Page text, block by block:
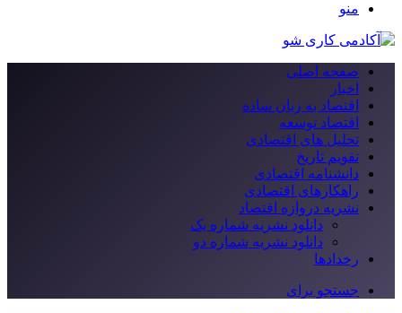
منو
صفحه اصلی
اخبار
اقتصاد به زبان ساده
اقتصاد توسعه
تحلیل های اقتصادی
تقویم تاریخ
دانشنامه اقتصادی
راهکارهای اقتصادی
نشریه دروازه اقتصاد
دانلود نشریه شماره یک
دانلود نشریه شماره دو
رخدادها
جستجو برای